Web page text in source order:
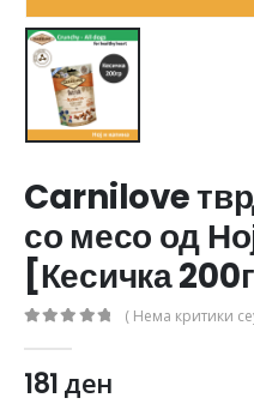
Carnilove
со месо од
[Кесичка
( Нема критики
181ден